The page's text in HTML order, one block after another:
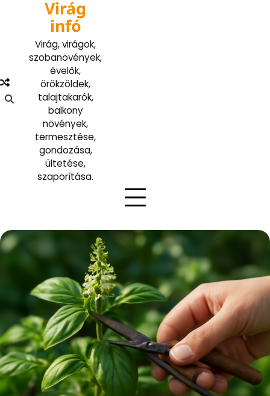
Virág
infó
Virág, virágok,
szobanövények,
évelők,
örökzöldek,
talajtakarók,
balkony
növények,
termesztése,
gondozása,
ültetése,
szaporítása.